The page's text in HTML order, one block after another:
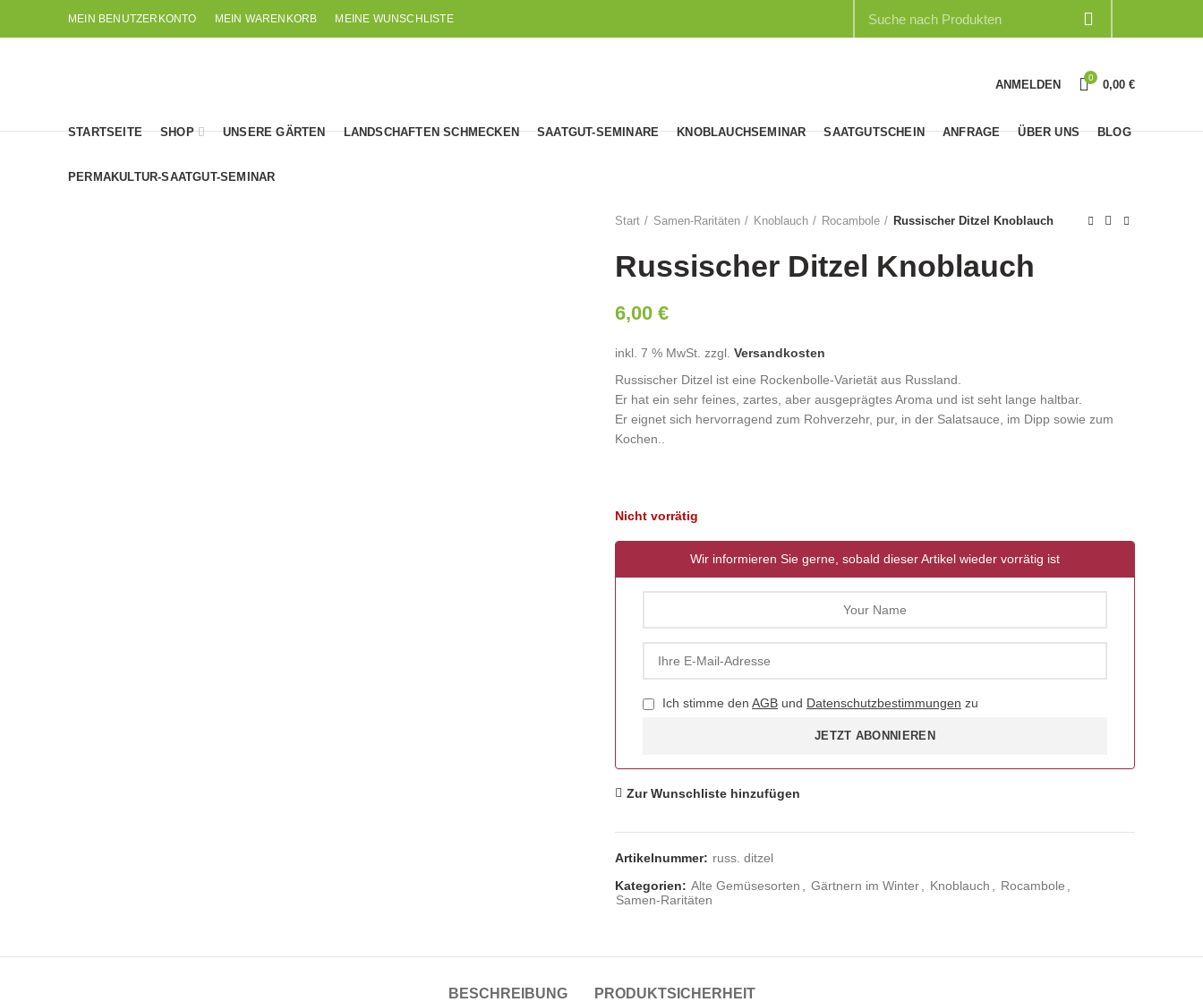
MEIN BENUTZERKONTO MEIN WARENKORB MEINE WUNSCHLISTE
ANMELDEN 0 0,00 €
STARTSEITE SHOP UNSERE GÄRTEN LANDSCHAFTEN SCHMECKEN SAATGUT-SEMINARE KNOBLAUCHSEMINAR SAATGUTSCHEIN ANFRAGE ÜBER UNS BLOG
PERMAKULTUR-SAATGUT-SEMINAR
Start Samen-Raritäten Knoblauch Rocambole Russischer Ditzel Knoblauch
Russischer Ditzel Knoblauch
6,00 €
inkl. 7 % MwSt. zzgl. Versandkosten
Russischer Ditzel ist eine Rockenbolle-Varietät aus Russland.
Er hat ein sehr feines, zartes, aber ausgeprägtes Aroma und ist seht lange haltbar.
Er eignet sich hervorragend zum Rohverzehr, pur, in der Salatsauce, im Dipp sowie zum
Kochen..
Nicht vorrätig
Wir informieren Sie gerne, sobald dieser Artikel wieder vorrätig ist
Ich stimme den AGB und Datenschutzbestimmungen zu
JETZT ABONNIEREN
Zur Wunschliste hinzufügen
Artikelnummer: russ. ditzel
Kategorien: Alte Gemüsesorten Gärtnern im Winter Knoblauch Rocambole
Samen-Raritäten
BESCHREIBUNG PRODUKTSICHERHEIT